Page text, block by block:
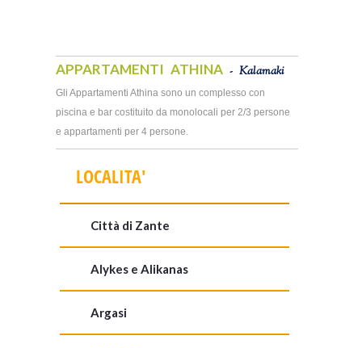
APPARTAMENTI ATHINA - Kalamaki
Gli Appartamenti Athina sono un complesso con
piscina e bar costituito da monolocali per 2/3 persone
e appartamenti per 4 persone.
LOCALITA'
Città di Zante
Alykes e Alikanas
Argasi